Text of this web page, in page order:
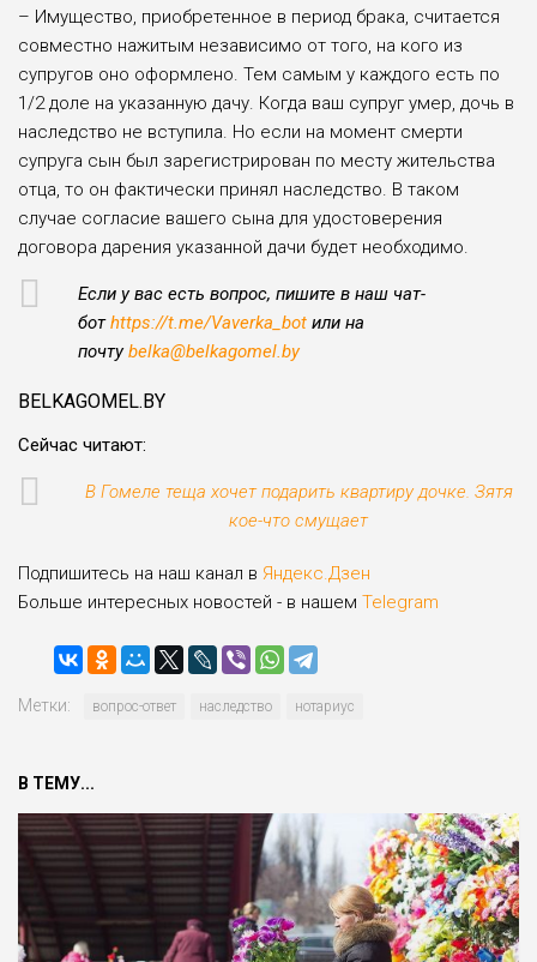
– Имущество, приобретенное в период брака, считается
совместно нажитым независимо от того, на кого из
супругов оно оформлено. Тем самым у каждого есть по
1/2 доле на указанную дачу. Когда ваш супруг умер, дочь в
наследство не вступила. Но если на момент смерти
супруга сын был зарегистрирован по месту жительства
отца, то он фактически принял наследство. В таком
случае согласие вашего сына для удостоверения
договора дарения указанной дачи будет необходимо.
Если у вас есть вопрос, пишите в наш чат-
ботhttps://t.me/Vaverka_bot или на
почтуbelka@belkagomel.by
BELKAGOMEL.BY
Сейчас читают:
В Гомеле теща хочет подарить квартиру дочке. Зятя
кое-что смущает
Подпишитесь на наш канал в Яндекс.Дзен
Больше интересных новостей - в нашем Telegram
Метки: вопрос-ответ наследство нотариус
В ТЕМУ...